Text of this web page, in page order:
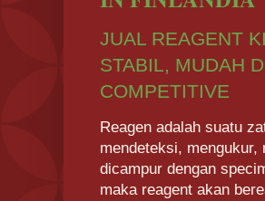
JUAL REAGENT
STABIL, MUDAH
COMPETITIVE
Reagen adalah suatu
mendeteksi,
dicampur dengan
maka reagent akan